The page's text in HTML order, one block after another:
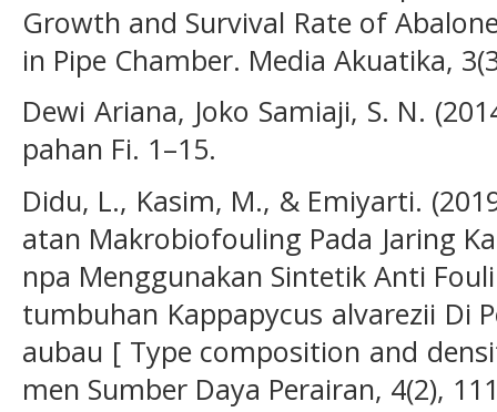
Growth and Survival Rate of
in Pipe Chamber. Media Akuatika,
Dewi Ariana, Joko Samiaji, S. N.
pahan Fi. 1–15.
Didu, L., Kasim, M., & Emiyarti.
atan Makrobiofouling Pada Jaring
npa Menggunakan Sintetik Anti
tumbuhan Kappapycus alvarezii Di
aubau [ Type composition and
men Sumber Daya Perairan, 4(2),